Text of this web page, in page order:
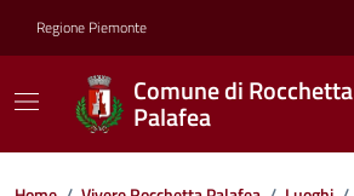
Regione Piemonte
Comune di Rocchetta
Palafea